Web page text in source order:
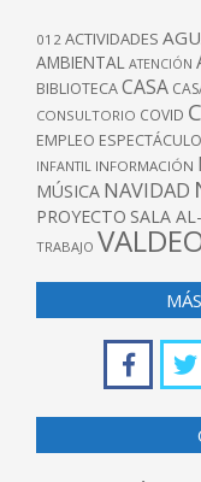
012 ACTIVIDADES
AMBIENTAL ATENCIÓN
BIBLIOTECACASA
CONSULTORIO COVID
EMPLEO ESPECTÁCULO
INFANTIL INFORMACIÓN
MÚSICA NAVIDAD
PROYECTO SALA
TRABAJO